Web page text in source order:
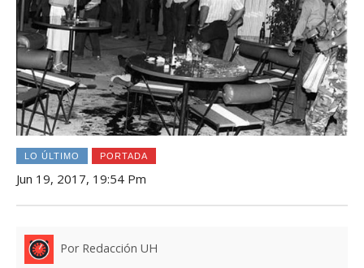
LO ÚLTIMO PORTADA
Jun 19, 2017, 19:54 Pm
Por Redacción UH